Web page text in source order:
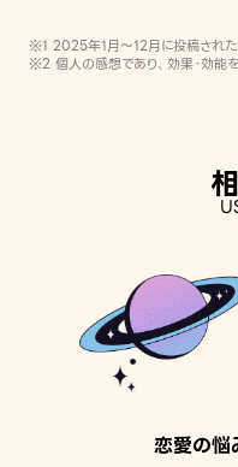
※1 2025年1月〜12月に投稿された
※2 個人の感想であり、効果・効能
恋愛の悩